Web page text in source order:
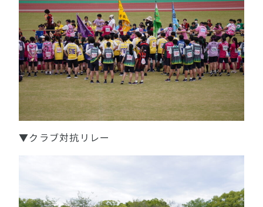
▼クラブ対抗リレー